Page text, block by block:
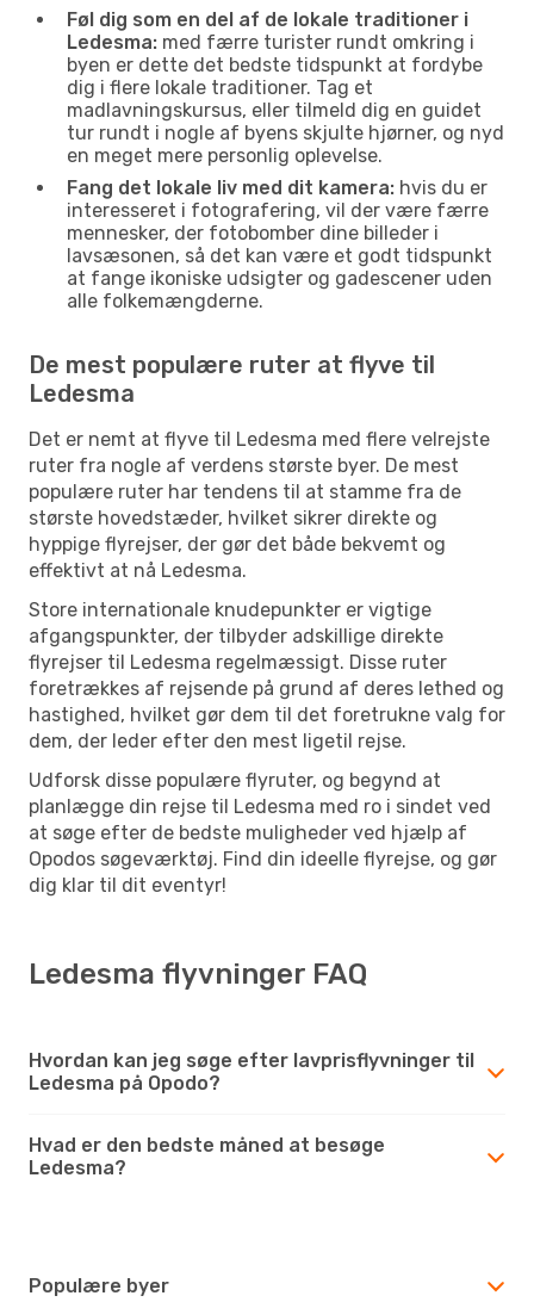
Føl dig som en del af de lokale traditioner i
Ledesma: med færre turister rundt omkring i
byen er dette det bedste tidspunkt at fordybe
dig i flere lokale traditioner. Tag et
madlavningskursus, eller tilmeld dig en guidet
tur rundt i nogle af byens skjulte hjørner, og nyd
en meget mere personlig oplevelse.
Fang det lokale liv med dit kamera: hvis du er
interesseret i fotografering, vil der være færre
mennesker, der fotobomber dine billeder i
lavsæsonen, så det kan være et godt tidspunkt
at fange ikoniske udsigter og gadescener uden
alle folkemængderne.
De mest populære ruter at flyve til
Ledesma
Det er nemt at flyve til Ledesma med flere velrejste
ruter fra nogle af verdens største byer. De mest
populære ruter har tendens til at stamme fra de
største hovedstæder, hvilket sikrer direkte og
hyppige flyrejser, der gør det både bekvemt og
effektivt at nå Ledesma.
Store internationale knudepunkter er vigtige
afgangspunkter, der tilbyder adskillige direkte
flyrejser til Ledesma regelmæssigt. Disse ruter
foretrækkes af rejsende på grund af deres lethed og
hastighed, hvilket gør dem til det foretrukne valg for
dem, der leder efter den mest ligetil rejse.
Udforsk disse populære flyruter, og begynd at
planlægge din rejse til Ledesma med ro i sindet ved
at søge efter de bedste muligheder ved hjælp af
Opodos søgeværktøj. Find din ideelle flyrejse, og gør
dig klar til dit eventyr!
Ledesma flyvninger FAQ
Hvordan kan jeg søge efter lavprisflyvninger til
Ledesma på Opodo?
Hvad er den bedste måned at besøge
Ledesma?
Populære byer